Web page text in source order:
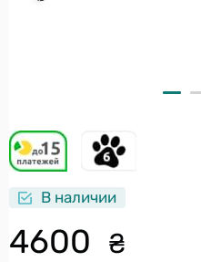
В наличии
4600 ₴